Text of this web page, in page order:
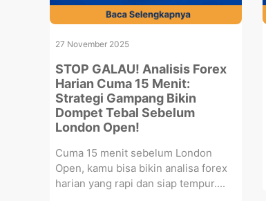
27 November 2025
STOP GALAU! Analisis Forex
Harian Cuma 15 Menit:
Strategi Gampang Bikin
Dompet Tebal Sebelum
London Open!
Cuma 15 menit sebelum London
Open, kamu bisa bikin analisa forex
harian yang rapi dan siap tempur....